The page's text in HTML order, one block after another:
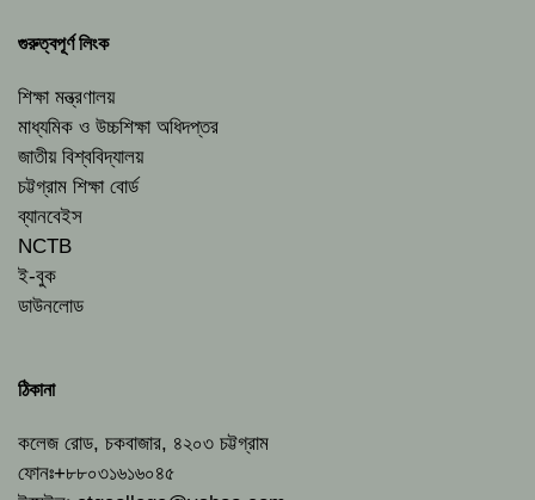
গুরুত্বপূর্ণ লিংক
শিক্ষা মন্ত্রণালয়
মাধ্যমিক ও উচ্চশিক্ষা অধিদপ্তর
জাতীয় বিশ্ববিদ্যালয়
চট্টগ্রাম শিক্ষা বোর্ড
ব্যানবেইস
NCTB
ই-বুক
ডাউনলোড
ঠিকানা
কলেজ রোড, চকবাজার, ৪২০৩ চট্টগ্রাম
ফোনঃ+৮৮০৩১৬১৬০৪৫